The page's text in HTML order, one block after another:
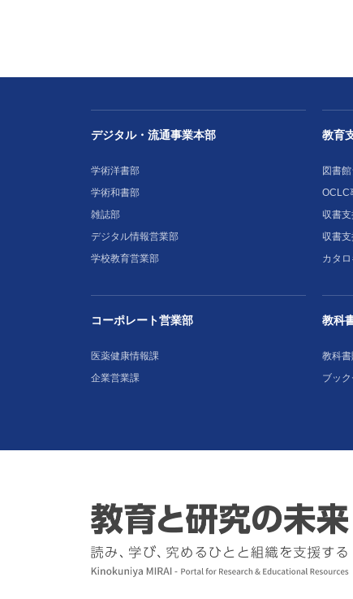
デジタル・流通事業本部
学術洋書部
学術和書部
雑誌部
デジタル情報営業部
学校教育営業部
教育
図書
OCLC
収書支
収書支
カタ
コーポレート営業部
医薬健康情報課
企業営業課
教科
教科
ブッ